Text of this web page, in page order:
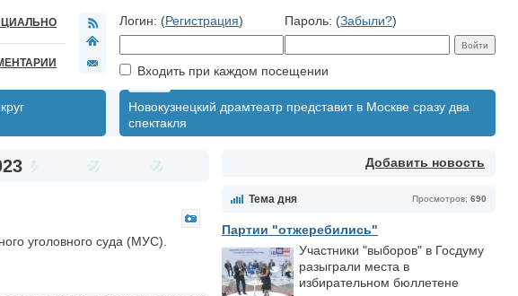
Логин: (Регистрация) Пароль: (Забыли?)
Входить при каждом посещении
Новокузнецкий драмтеатр представит в Москве сразу два
спектакля
Добавить новость
Просмотров: 690
Тема дня
Партии "отжеребились"
Участники "выборов" в Госдуму
разыграли места в
избирательном бюллетене
уголовного суда (МУС).